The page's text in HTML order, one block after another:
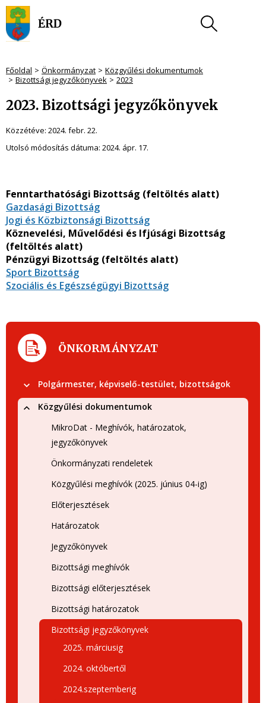
Főoldal Önkormányzat
Közgyűlési dokumentumok
Bizottsági jegyzőkönyvek
2023
2023. Bizottsági jegyzőkönyvek
Közzétéve: 2024. febr. 22.
Utolsó módosítás dátuma: 2024. ápr. 17.
Fenntarthatósági Bizottság (feltöltés alatt)
Gazdasági Bizottság
Jogi és Közbiztonsági Bizottság
Köznevelési, Művelődési és Ifjúsági Bizottság
(feltöltés alatt)
Pénzügyi Bizottság (feltöltés alatt)
Sport Bizottság
Szociális és Egészségügyi Bizottság
ÖNKORMÁNYZAT
Polgármester, képviselő-testület, bizottságok
Közgyűlési dokumentumok
MikroDat - Meghívók, határozatok,
jegyzőkönyvek
Önkormányzati rendeletek
Közgyűlési meghívók (2025. június 04-ig)
Előterjesztések
Határozatok
Jegyzőkönyvek
Bizottsági meghívók
Bizottsági előterjesztések
Bizottsági határozatok
Bizottsági jegyzőkönyvek
2025. márciusig
2024. októbertől
2024.szeptemberig